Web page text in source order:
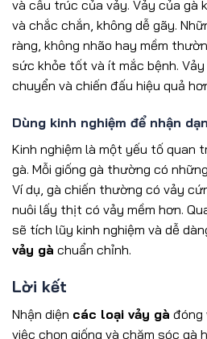
và cấu trúc của vảy. Vảy của gà
và chắc chắn, không dễ gãy.
ràng, không nhão hay mềm
sức khỏe tốt và ít mắc bệnh.
chuyển và chiến đấu hiệu quả
Dùng kinh nghiệm để nhận
Kinh nghiệm là một yếu tố quan
gà. Mỗi giống gà thường có
Ví dụ, gà chiến thường có vảy
nuôi lấy thịt có vảy mềm hơn.
sẽ tích lũy kinh nghiệm và dễ
vảy gà chuẩn chỉnh.
Lời kết
Nhận diện các loại vảy gà đóng
việc chọn giống và chăm sóc gà